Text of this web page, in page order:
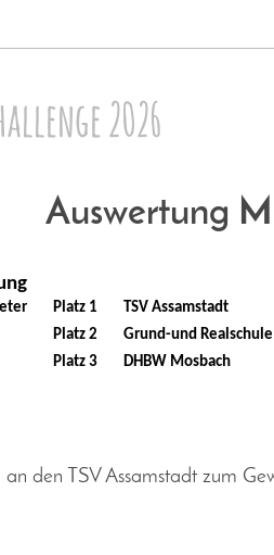
2026
Auswertung
Platz 1
TSV Assamstadt
Platz 2
Grund-und
Platz 3
DHBW Mosbach
an den TSV Assamstadt zum